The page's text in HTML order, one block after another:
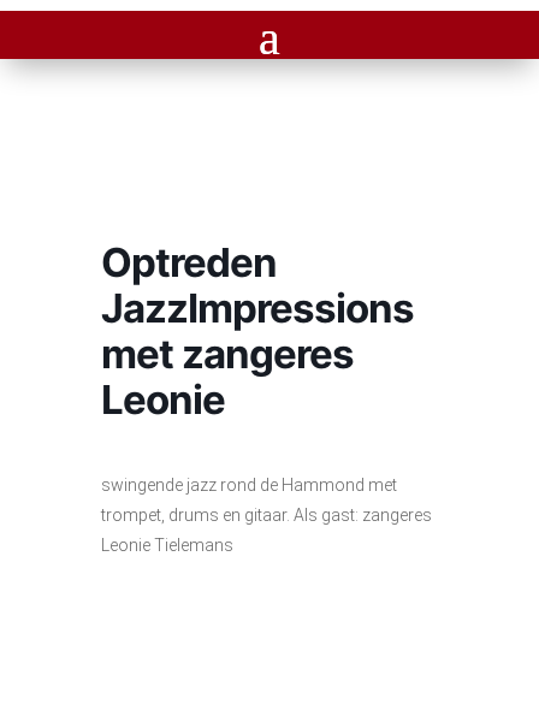
Optreden
JazzImpressions
met zangeres
Leonie
swingende jazz rond de Hammond met
trompet, drums en gitaar. Als gast: zangeres
Leonie Tielemans